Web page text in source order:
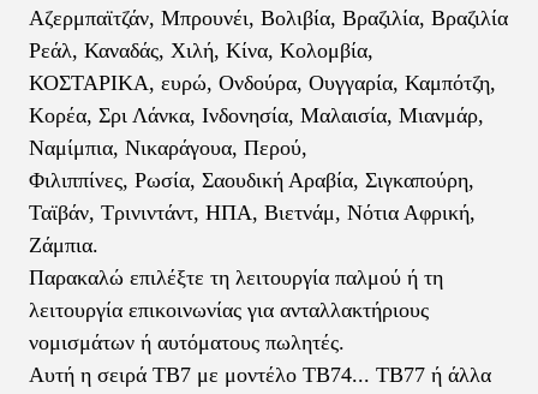
Αζερμπαϊτζάν, Μπρουνέι, Βολιβία, Βραζιλία, Βραζιλία
Ρεάλ, Καναδάς, Χιλή, Κίνα, Κολομβία,
ΚΟΣΤΑΡΙΚΑ, ευρώ, Ονδούρα, Ουγγαρία, Καμπότζη,
Κορέα, Σρι Λάνκα, Ινδονησία, Μαλαισία, Μιανμάρ,
Ναμίμπια, Νικαράγουα, Περού,
Φιλιππίνες, Ρωσία, Σαουδική Αραβία, Σιγκαπούρη,
Ταϊβάν, Τρινιντάντ, ΗΠΑ, Βιετνάμ, Νότια Αφρική,
Ζάμπια.
Παρακαλώ επιλέξτε τη λειτουργία παλμού ή τη
λειτουργία επικοινωνίας για ανταλλακτήριους
νομισμάτων ή αυτόματους πωλητές.
Αυτή η σειρά TB7 με μοντέλο TB74... TB77 ή άλλα